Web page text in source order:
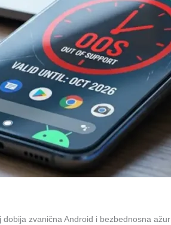
zvanična Android i bezbednosna